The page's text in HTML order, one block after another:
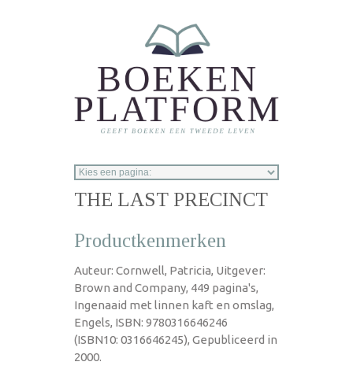
THE LAST PRECINCT
Productkenmerken
Auteur: Cornwell, Patricia, Uitgever:
Brown and Company, 449 pagina's,
Ingenaaid met linnen kaft en omslag,
Engels, ISBN: 9780316646246
(ISBN10: 0316646245), Gepubliceerd in
2000.